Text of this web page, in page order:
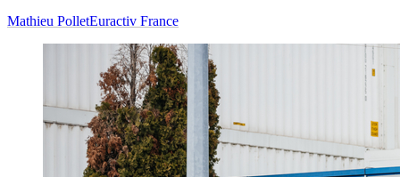
Mathieu PolletEuractiv France